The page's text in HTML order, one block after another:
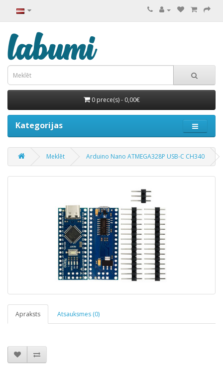
0 prece(s) - 0,00€
Kategorijas
Meklēt Arduino Nano ATMEGA328P USB-C CH340
Apraksts Atsauksmes (0)